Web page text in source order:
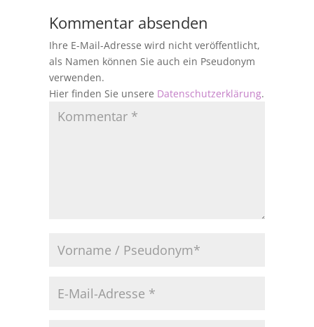
Kommentar absenden
Ihre E-Mail-Adresse wird nicht veröffentlicht,
als Namen können Sie auch ein Pseudonym
verwenden.
Hier finden Sie unsere Datenschutzerklärung.